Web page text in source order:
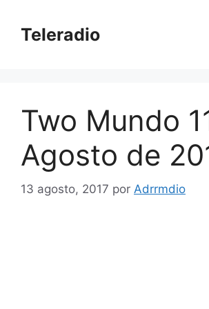
contenido
Teleradio
Two Mundo
Agosto de
13 agosto, 2017 por Adrrmdio